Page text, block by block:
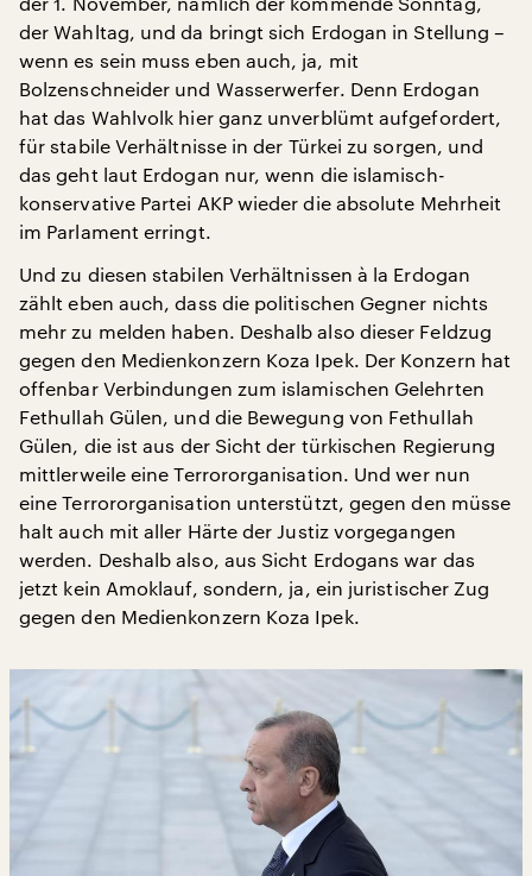
der Wahltag, und da bringt sich Erdogan in Stellung –
wenn es sein muss eben auch, ja, mit
Bolzenschneider und Wasserwerfer. Denn Erdogan
hat das Wahlvolk hier ganz unverblümt aufgefordert,
für stabile Verhältnisse in der Türkei zu sorgen, und
das geht laut Erdogan nur, wenn die islamisch-
konservative Partei AKP wieder die absolute Mehrheit
im Parlament erringt.
Und zu diesen stabilen Verhältnissen à la Erdogan
zählt eben auch, dass die politischen Gegner nichts
mehr zu melden haben. Deshalb also dieser Feldzug
gegen den Medienkonzern Koza Ipek. Der Konzern hat
offenbar Verbindungen zum islamischen Gelehrten
Fethullah Gülen, und die Bewegung von Fethullah
Gülen, die ist aus der Sicht der türkischen Regierung
mittlerweile eine Terrororganisation. Und wer nun
eine Terrororganisation unterstützt, gegen den müsse
halt auch mit aller Härte der Justiz vorgegangen
werden. Deshalb also, aus Sicht Erdogans war das
jetzt kein Amoklauf, sondern, ja, ein juristischer Zug
gegen den Medienkonzern Koza Ipek.